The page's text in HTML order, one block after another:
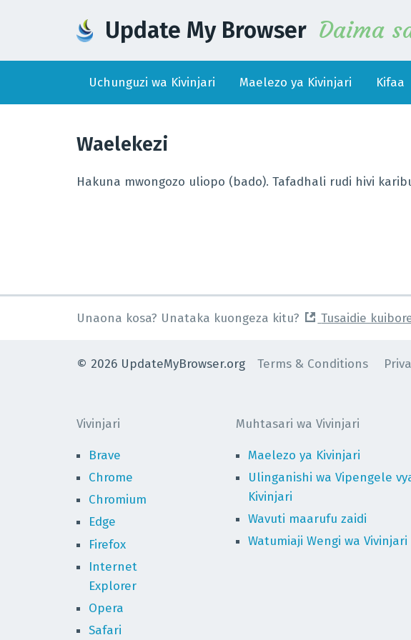
Update My Browser Daima
Uchunguzi wa Kivinjari Maelezo ya Kivinjari Kifaa
Waelekezi
Hakuna mwongozo uliopo (bado). Tafadhali rudi hivi
Unaona kosa? Unataka kuongeza kitu? Tusaidie
© 2026 UpdateMyBrowser.org Terms & Conditions
Vivinjari
Brave
Chrome
Chromium
Edge
Firefox
Internet
Explorer
Opera
Safari
Muhtasari wa Vivinjari
Maelezo ya Kivinjari
Ulinganishi wa Vipengele
Kivinjari
Wavuti maarufu zaidi
Watumiaji Wengi wa Vivinjari